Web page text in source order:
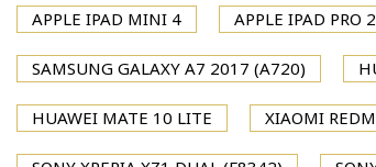
APPLE IPAD MINI 4 APPLE IPAD PRO
SAMSUNG GALAXY A7 2017 (A720)
HUAWEI MATE 10 LITE XIAOMI